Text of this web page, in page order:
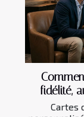
fidélité,
Cartes